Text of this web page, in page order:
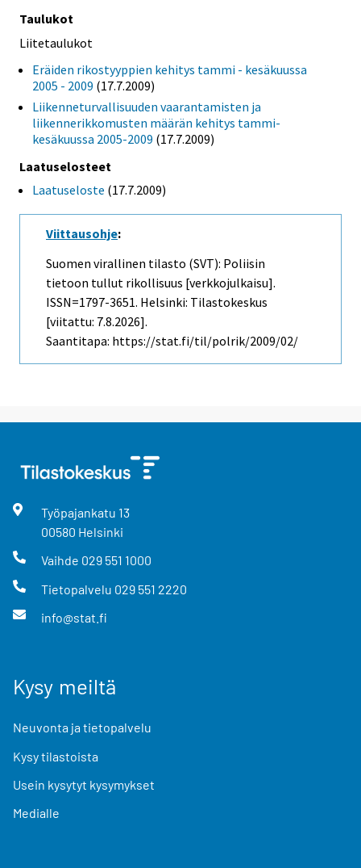
Taulukot
Liitetaulukot
Eräiden rikostyyppien kehitys tammi - kesäkuussa
2005 - 2009 (17.7.2009)
Liikenneturvallisuuden vaarantamisten ja
liikennerikkomusten määrän kehitys tammi-
kesäkuussa 2005-2009 (17.7.2009)
Laatuselosteet
Laatuseloste (17.7.2009)
Viittausohje:
Suomen virallinen tilasto (SVT): Poliisin
tietoon tullut rikollisuus [verkkojulkaisu].
ISSN=1797-3651. Helsinki: Tilastokeskus
[viitattu: 7.8.2026].
Saantitapa: https://stat.fi/til/polrik/2009/02/
Työpajankatu 13
00580 Helsinki
Vaihde 029 551 1000
Tietopalvelu 029 551 2220
info@stat.fi
Kysy meiltä
Neuvonta ja tietopalvelu
Kysy tilastoista
Usein kysytyt kysymykset
Medialle